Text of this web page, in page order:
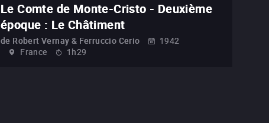
Le Comte de Monte-Cristo - Deuxième
époque : Le Châtiment
de Robert Vernay & Ferruccio Cerio
1942
France
1h29